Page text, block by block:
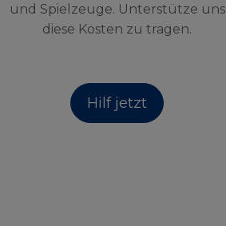
und Spielzeuge. Unterstütze uns
diese Kosten zu tragen.
Hilf jetzt